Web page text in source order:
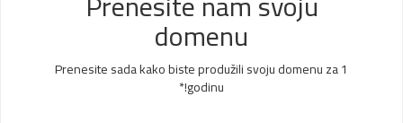
domenu
Prenesite sada kako biste produžili svoju domenu za 1
godinu!*